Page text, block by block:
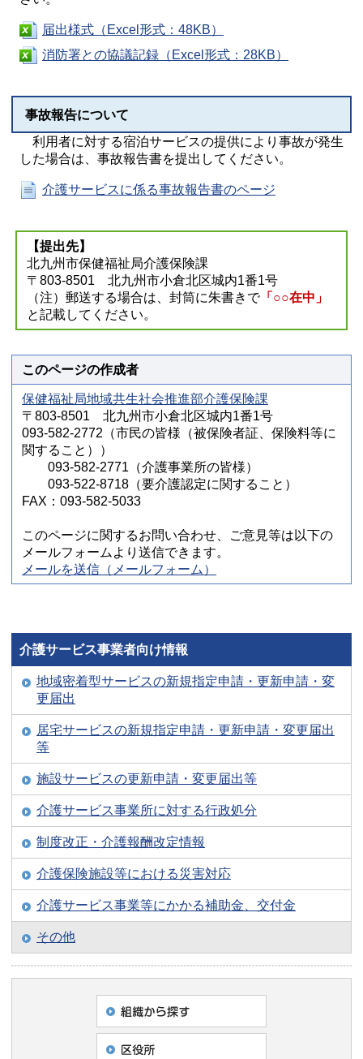
届出様式（Excel形式：48KB）
消防署との協議記録（Excel形式：28KB）
事故報告について
利用者に対する宿泊サービスの提供により事故が発生
した場合は、事故報告書を提出してください。
介護サービスに係る事故報告書のページ
【提出先】
北九州市保健福祉局介護保険課
〒803-8501 北九州市小倉北区城内1番1号
（注）郵送する場合は、封筒に朱書きで「○○在中」
と記載してください。
このページの作成者
保健福祉局地域共生社会推進部介護保険課
〒803-8501 北九州市小倉北区城内1番1号
093-582-2772（市民の皆様（被保険者証、保険料等に
関すること））
093-582-2771（介護事業所の皆様）
093-522-8718（要介護認定に関すること）
FAX：093-582-5033
このページに関するお問い合わせ、ご意見等は以下の
メールフォームより送信できます。
メールを送信（メールフォーム）
介護サービス事業者向け情報
地域密着型サービスの新規指定申請・更新申請・変
更届出
居宅サービスの新規指定申請・更新申請・変更届出
等
施設サービスの更新申請・変更届出等
介護サービス事業所に対する行政処分
制度改正・介護報酬改定情報
介護保険施設等における災害対応
介護サービス事業等にかかる補助金、交付金
その他